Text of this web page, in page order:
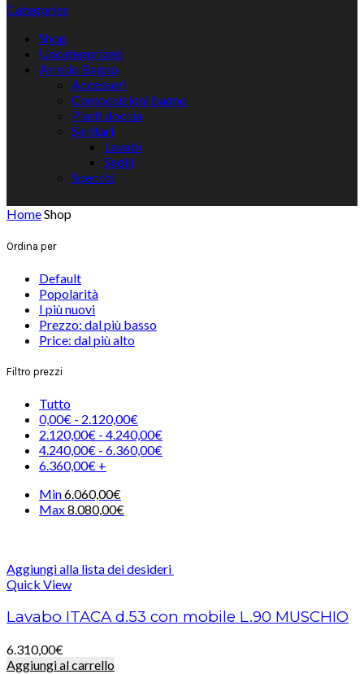
Categories
Shop
Uncategorized
Arredo Bagno
Accessori
Composizioni bagno
Piatti doccia
Sanitari
Lavabi
Sedili
Specchi
HomeShop
Ordina per
Default
Popolarità
I più nuovi
Prezzo: dal più basso
Price: dal più alto
Filtro prezzi
Tutto
0,00€ - 2.120,00€
2.120,00€ - 4.240,00€
4.240,00€ - 6.360,00€
6.360,00€ +
Min6.060,00€
Max8.080,00€
Aggiungi alla lista dei desideri
Quick View
Lavabo ITACA d.53 con mobile L.90 MUSCHIO
6.310,00€
Aggiungi al carrello